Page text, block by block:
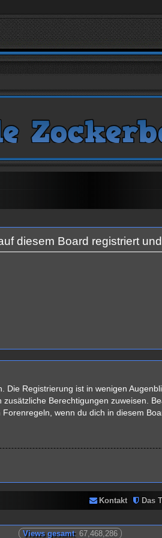
diesem Board registriert
Registrierung ist in wenigen
Berechtigungen zuweisen.
wenn du dich in diesem
Das
Kontakt
Views gesamt: 67,468,286